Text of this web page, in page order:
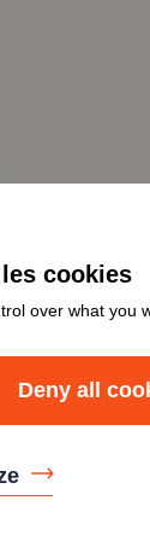
over what you
Deny all